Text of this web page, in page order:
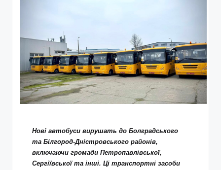
Нові автобуси вирушать до Болградського
та Білгород-Дністровського районів,
включаючи громади Петропавлівської,
Сергіївської та інші. Ці транспортні засоби